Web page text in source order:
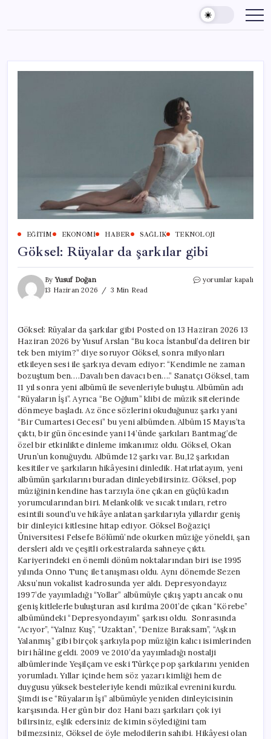
content
EĞITIM EKONOMI HABER SAĞLIK TEKNOLOJI
Göksel: Rüyalar da şarkılar gibi
ByYusuf Doğan
13 Haziran 2026
3 Min Read
Göksel:
için
yorumlar kapalı
Göksel: Rüyalar da şarkılar gibi Posted on 13 Haziran 2026 13
Haziran 2026 by Yusuf Arslan “Bu koca İstanbul’da deliren bir
tek ben miyim?” diye soruyor Göksel, sonra milyonları
etkileyen sesi ile şarkıya devam ediyor: “Kendimle ne zaman
bozuştum ben….Davalı ben davacı ben….” Sanatçı Göksel, tam
11 yıl sonra yeni albümü ile sevenleriyle buluştu. Albümün adı
“Rüyaların İşi”. Ayrıca “Be Oğlum” klibi de müzik sitelerinde
dönmeye başladı. Az önce sözlerini okuduğunuz şarkı yani
“Bir Cumartesi Gecesi” bu yeni albümden. Albüm 15 Mayıs’ta
çıktı, bir gün öncesinde yani 14’ünde şarkıları Bantmag’de
özel bir etkinlikte dinleme imkanımız oldu. Göksel, Okan
Urun’un konuğuydu. Albümde 12 şarkı var. Bu,12 şarkıdan
kesitiler ve şarkıların hikâyesini dinledik. Hatırlatayım, yeni
albümün şarkılarını buradan dinleyebilirsiniz. Göksel, pop
müziğinin kendine has tarzıyla öne çıkan en güçlü kadın
yorumcularından biri. Melankolik ve sıcak tınıları, retro
esintili sound’u ve hikâye anlatan şarkılarıyla yıllardır geniş
bir dinleyici kitlesine hitap ediyor. Göksel Boğaziçi
Üniversitesi Felsefe Bölümü’nde okurken müziğe yöneldi, şan
dersleri aldı ve çeşitli orkestralarda sahneye çıktı.
Kariyerindeki en önemli dönüm noktalarından biri ise 1995
yılında Onno Tunç ile tanışması oldu. Aynı dönemde Sezen
Aksu’nun vokalist kadrosunda yer aldı. Depresyondayız
1997’de yayımladığı “Yollar” albümüyle çıkış yaptı ancak onu
geniş kitlelerle buluşturan asıl kırılma 2001’de çıkan “Körebe”
albümündeki “Depresyondayım” şarkısı oldu. Sonrasında
“Acıyor”, “Yalnız Kuş”, “Uzaktan”, “Denize Bıraksam”, “Aşkın
Yalanmış” gibi birçok şarkıyla pop müziğin kalıcı isimlerinden
biri hâline geldi. 2009 ve 2010’da yayımladığı nostalji
albümlerinde Yeşilçam ve eski Türkçe pop şarkılarını yeniden
yorumladı. Yıllar içinde hem söz yazarı kimliği hem de
duygusu yüksek besteleriyle kendi müzikal evrenini kurdu.
Şimdi ise “Rüyaların İşi” albümüyle yeniden dinleyicisinin
karşısında. Her gün bir doz Hani bazı şarkıları çok iyi
bilirsiniz, eşlik edersiniz de kimin söylediğini tam
bilmezsiniz, Göksel de öyle melodilerin sahibi. Hikâyesi olan